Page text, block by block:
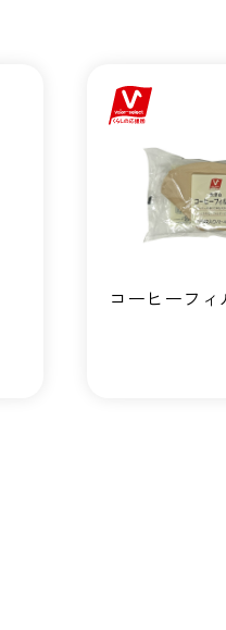
コーヒーフィ